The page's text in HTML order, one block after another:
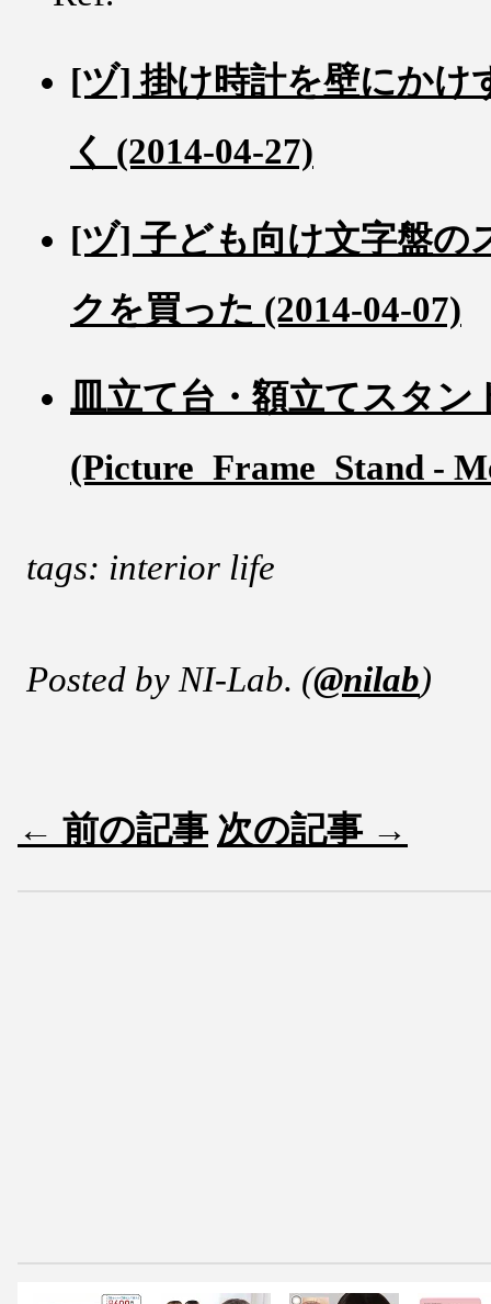
[ヅ] 掛け時計を壁にかけ
く (2014-04-27)
[ヅ] 子ども向け文字盤の
クを買った (2014-04-07)
皿立て台・額立てスタン
(Picture_Frame_Stand -
tags: interior life
Posted by NI-Lab. (@nilab)
← 前の記事 次の記事 →